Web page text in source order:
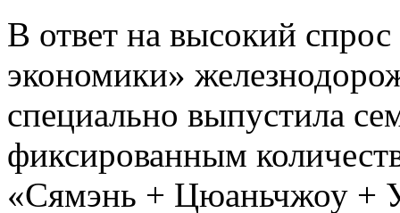
В ответ на высокий
экономики»
специально выпустила
фиксированным
«Сямэнь + Цюаньчжоу +